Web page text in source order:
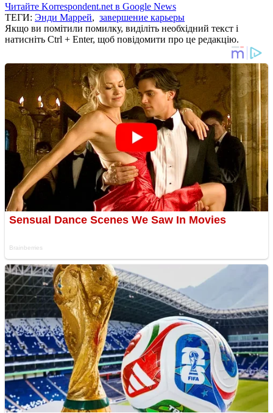
Читайте Korrespondent.net в Google News
ТЕГИ: Энди Маррей, завершение карьеры
Якщо ви помітили помилку, виділіть необхідний текст і
натисніть Ctrl + Enter, щоб повідомити про це редакцію.